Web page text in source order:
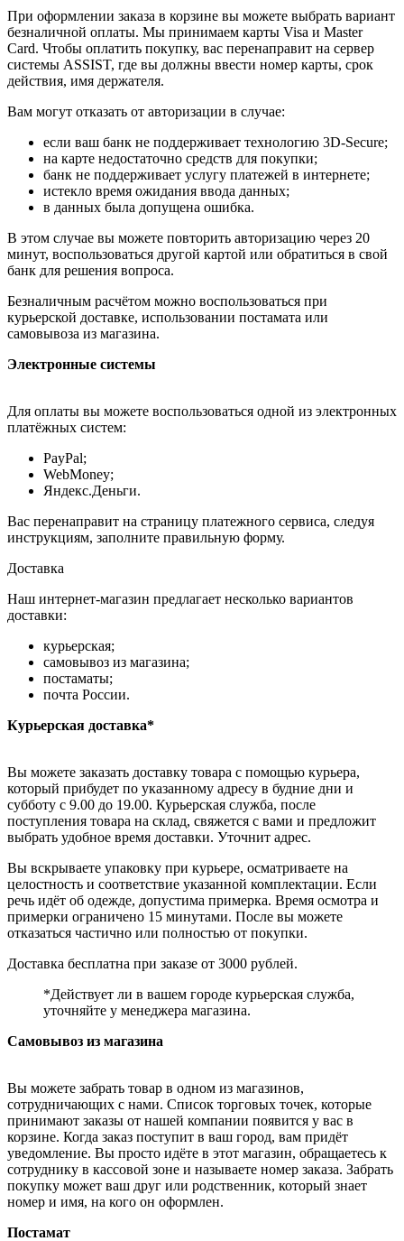
При оформлении заказа в корзине вы можете выбрать вариант
безналичной оплаты. Мы принимаем карты Visa и Master
Card. Чтобы оплатить покупку, вас перенаправит на сервер
системы ASSIST, где вы должны ввести номер карты, срок
действия, имя держателя.
Вам могут отказать от авторизации в случае:
если ваш банк не поддерживает технологию 3D-Secure;
на карте недостаточно средств для покупки;
банк не поддерживает услугу платежей в интернете;
истекло время ожидания ввода данных;
в данных была допущена ошибка.
В этом случае вы можете повторить авторизацию через 20
минут, воспользоваться другой картой или обратиться в свой
банк для решения вопроса.
Безналичным расчётом можно воспользоваться при
курьерской доставке, использовании постамата или
самовывоза из магазина.
Электронные системы
Для оплаты вы можете воспользоваться одной из электронных
платёжных систем:
PayPal;
WebMoney;
Яндекс.Деньги.
Вас перенаправит на страницу платежного сервиса, следуя
инструкциям, заполните правильную форму.
Доставка
Наш интернет-магазин предлагает несколько вариантов
доставки:
курьерская;
самовывоз из магазина;
постаматы;
почта России.
Курьерская доставка*
Вы можете заказать доставку товара с помощью курьера,
который прибудет по указанному адресу в будние дни и
субботу с 9.00 до 19.00. Курьерская служба, после
поступления товара на склад, свяжется с вами и предложит
выбрать удобное время доставки. Уточнит адрес.
Вы вскрываете упаковку при курьере, осматриваете на
целостность и соответствие указанной комплектации. Если
речь идёт об одежде, допустима примерка. Время осмотра и
примерки ограничено 15 минутами. После вы можете
отказаться частично или полностью от покупки.
Доставка бесплатна при заказе от 3000 рублей.
*Действует ли в вашем городе курьерская служба,
уточняйте у менеджера магазина.
Самовывоз из магазина
Вы можете забрать товар в одном из магазинов,
сотрудничающих с нами. Список торговых точек, которые
принимают заказы от нашей компании появится у вас в
корзине. Когда заказ поступит в ваш город, вам придёт
уведомление. Вы просто идёте в этот магазин, обращаетесь к
сотруднику в кассовой зоне и называете номер заказа. Забрать
покупку может ваш друг или родственник, который знает
номер и имя, на кого он оформлен.
Постамат